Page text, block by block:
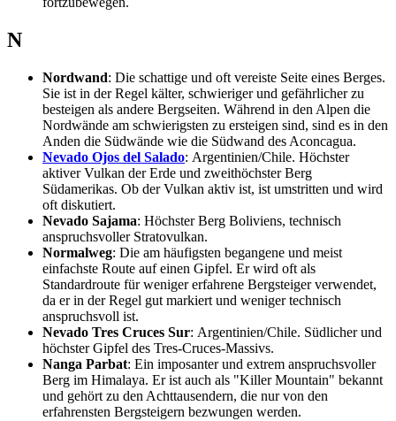
N
Nordwand: Die schattige und oft vereiste Seite eines Berges.
Sie ist in der Regel kälter, schwieriger und gefährlicher zu
besteigen als andere Bergseiten. Während in den Alpen die
Nordwände am schwierigsten zu ersteigen sind, sind es in den
Anden die Südwände wie die Südwand des Aconcagua.
Nevado Ojos del Salado: Argentinien/Chile. Höchster
aktiver Vulkan der Erde und zweithöchster Berg
Südamerikas. Ob der Vulkan aktiv ist, ist umstritten und wird
oft diskutiert.
Nevado Sajama: Höchster Berg Boliviens, technisch
anspruchsvoller Stratovulkan.
Normalweg: Die am häufigsten begangene und meist
einfachste Route auf einen Gipfel. Er wird oft als
Standardroute für weniger erfahrene Bergsteiger verwendet,
da er in der Regel gut markiert und weniger technisch
anspruchsvoll ist.
Nevado Tres Cruces Sur: Argentinien/Chile. Südlicher und
höchster Gipfel des Tres-Cruces-Massivs.
Nanga Parbat: Ein imposanter und extrem anspruchsvoller
Berg im Himalaya. Er ist auch als "Killer Mountain" bekannt
und gehört zu den Achttausendern, die nur von den
erfahrensten Bergsteigern bezwungen werden.